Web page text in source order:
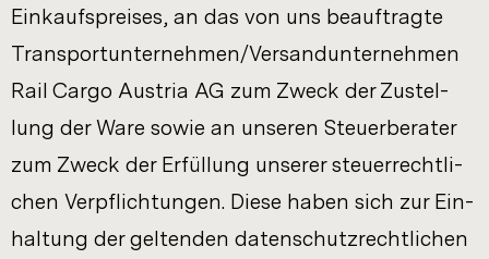
Ein­kaufs­prei­ses, an das von uns be­auf­trag­te
Trans­port­un­ter­neh­men/Ver­sand­un­ter­neh­men
Rail Cargo Aus­tria AG zum Zweck der Zu­stel­
lung der Ware sowie an un­se­ren Steu­er­be­ra­ter
zum Zweck der Er­fül­lung un­se­rer steu­er­recht­li­
chen Ver­pflich­tun­gen. Diese haben sich zur Ein­
hal­tung der gel­ten­den da­ten­schutz­recht­li­chen